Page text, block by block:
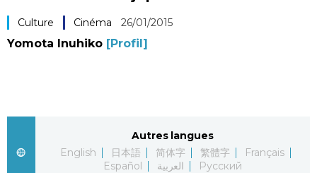
Économie
Gastronomie
Culture Cinéma 26/01/2015
Yomota Inuhiko [Profil]
Autres langues
English
日本語 简体字 繁體字
Français
Español
العربية Русский